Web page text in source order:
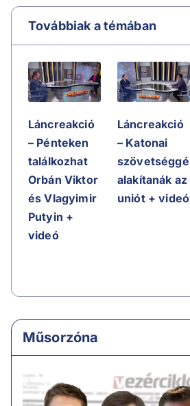
Továbbiak a témában
Láncreakció
– Pénteken
találkozhat
Orbán Viktor
és Vlagyimir
Putyin +
videó
Láncreakció
– Katonai
szövetséggé
alakítanák az
uniót + videó
Műsorzóna